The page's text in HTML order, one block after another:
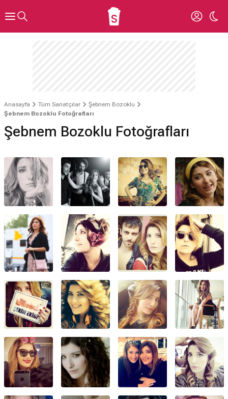
Anasayfa Tüm Sanatçılar
Şebnem Bozoklu
Şebnem Bozoklu Fotoğrafları
Şebnem Bozoklu Fotoğrafları